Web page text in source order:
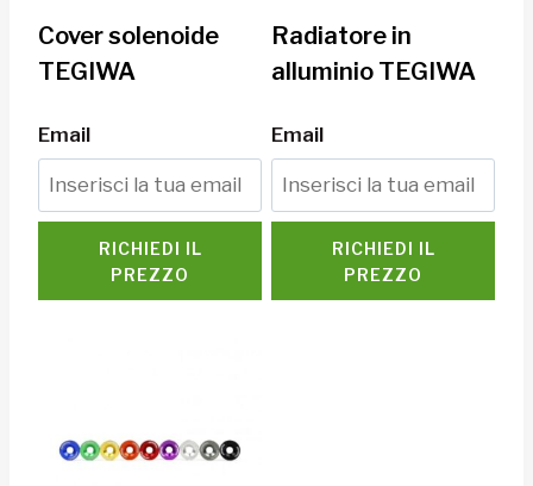
Cover solenoide
TEGIWA
Email
RICHIEDI IL
PREZZO
Radiatore in
alluminio TEGIWA
Email
RICHIEDI IL
PREZZO